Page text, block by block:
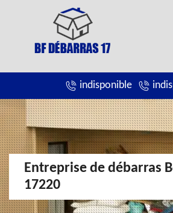
indisponible
Entreprise de débarras
17220